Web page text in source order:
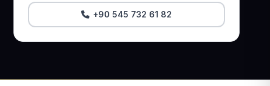
+90 545 732 61 82